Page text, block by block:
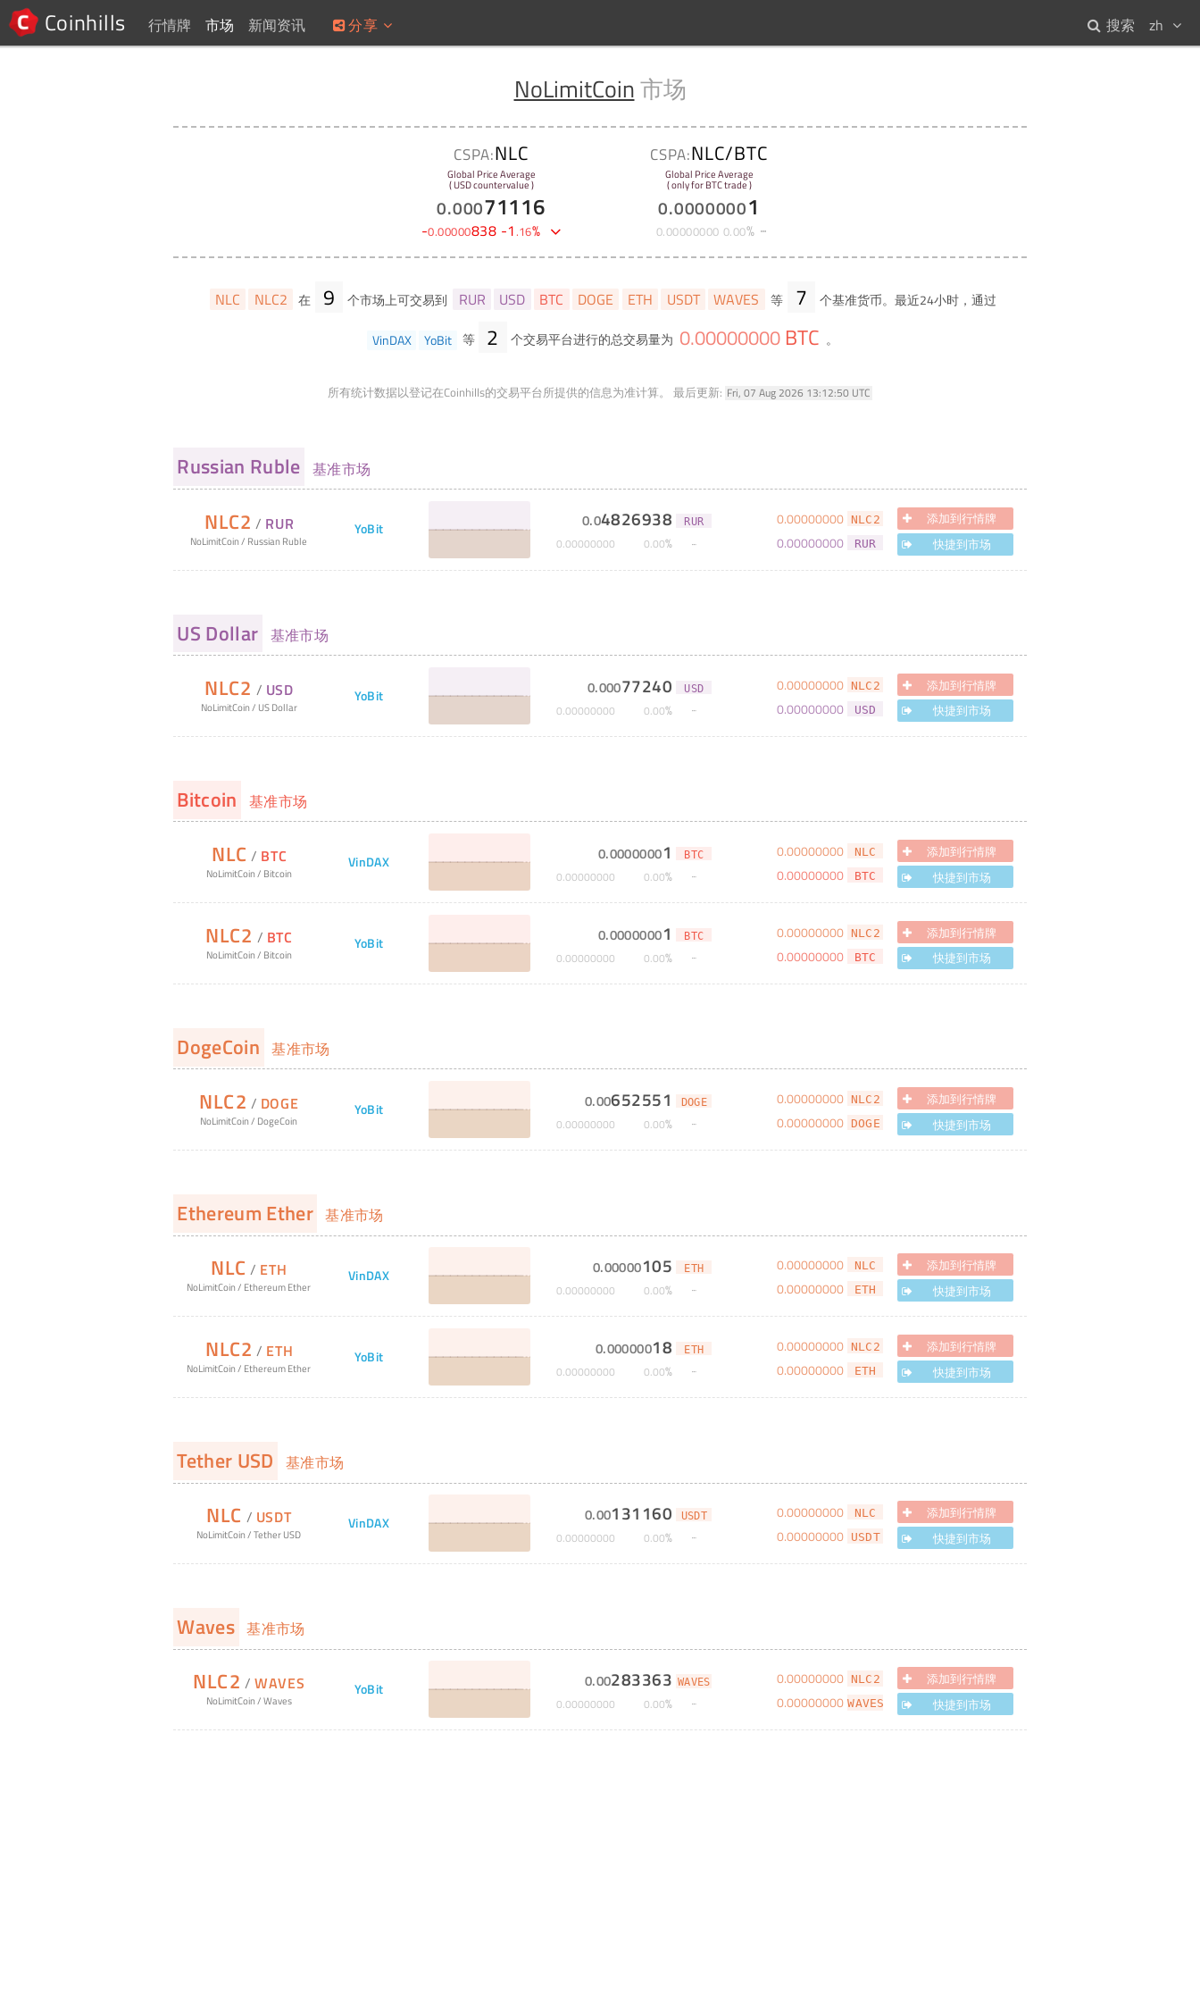
Coinhills 行情牌 市场 新闻资讯 分享 zh
搜索
NoLimitCoin市场
CSPA:NLC
Global Price Average
( USD countervalue )
0.00071116
-0.00000838 -1.16%
CSPA:NLC/BTC
Global Price Average
( only for BTC trade )
0.00000001
0.00000000 0.00%
NLC NLC2 在 9 个市场上可交易到 RUR USD BTC DOGE ETH USDT WAVES 等 7 个基准货币。最近24小时，通过
VinDAX YoBit 等 2 个交易平台进行的总交易量为 0.00000000 BTC 。
所有统计数据以登记在Coinhills的交易平台所提供的信息为准计算。 最后更新: Fri, 07 Aug 2026 13:12:50 UTC
Russian Ruble 基准市场
NLC2 / RUR
NoLimitCoin/ Russian Ruble
YoBit 0.04826938 RUR
0.00000000 0.00%
0.00000000 NLC2
0.00000000 RUR
添加到行情牌
快捷到市场
US Dollar 基准市场
NLC2 / USD
NoLimitCoin/ US Dollar
YoBit 0.00077240 USD
0.00000000 0.00%
0.00000000 NLC2
0.00000000 USD
添加到行情牌
快捷到市场
Bitcoin 基准市场
NLC / BTC
NoLimitCoin/ Bitcoin
VinDAX 0.00000001 BTC
0.00000000 0.00%
0.00000000 NLC
0.00000000 BTC
添加到行情牌
快捷到市场
NLC2 / BTC
NoLimitCoin/ Bitcoin
YoBit 0.00000001 BTC
0.00000000 0.00%
0.00000000 NLC2
0.00000000 BTC
添加到行情牌
快捷到市场
DogeCoin 基准市场
NLC2 / DOGE
NoLimitCoin/ DogeCoin
YoBit 0.00652551 DOGE
0.00000000 0.00%
0.00000000 NLC2
0.00000000 DOGE
添加到行情牌
快捷到市场
Ethereum Ether 基准市场
NLC / ETH
NoLimitCoin/ Ethereum Ether
VinDAX 0.00000105 ETH
0.00000000 0.00%
0.00000000 NLC
0.00000000 ETH
添加到行情牌
快捷到市场
NLC2 / ETH
NoLimitCoin/ Ethereum Ether
YoBit 0.00000018 ETH
0.00000000 0.00%
0.00000000 NLC2
0.00000000 ETH
添加到行情牌
快捷到市场
Tether USD 基准市场
NLC / USDT
NoLimitCoin/Tether USD
VinDAX 0.00131160 USDT
0.00000000 0.00%
0.00000000 NLC
0.00000000 USDT
添加到行情牌
快捷到市场
Waves 基准市场
NLC2 / WAVES
NoLimitCoin/Waves
YoBit 0.00283363 WAVES
0.00000000 0.00%
0.00000000 NLC2
0.00000000 WAVES
添加到行情牌
快捷到市场